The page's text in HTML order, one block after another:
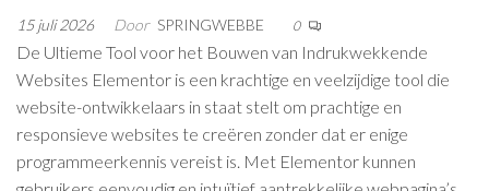
15 juli 2026 Door SPRINGWEBBE 0
De Ultieme Tool voor het Bouwen van Indrukwekkende
Websites Elementor is een krachtige en veelzijdige tool die
website-ontwikkelaars in staat stelt om prachtige en
responsieve websites te creëren zonder dat er enige
programmeerkennis vereist is. Met Elementor kunnen